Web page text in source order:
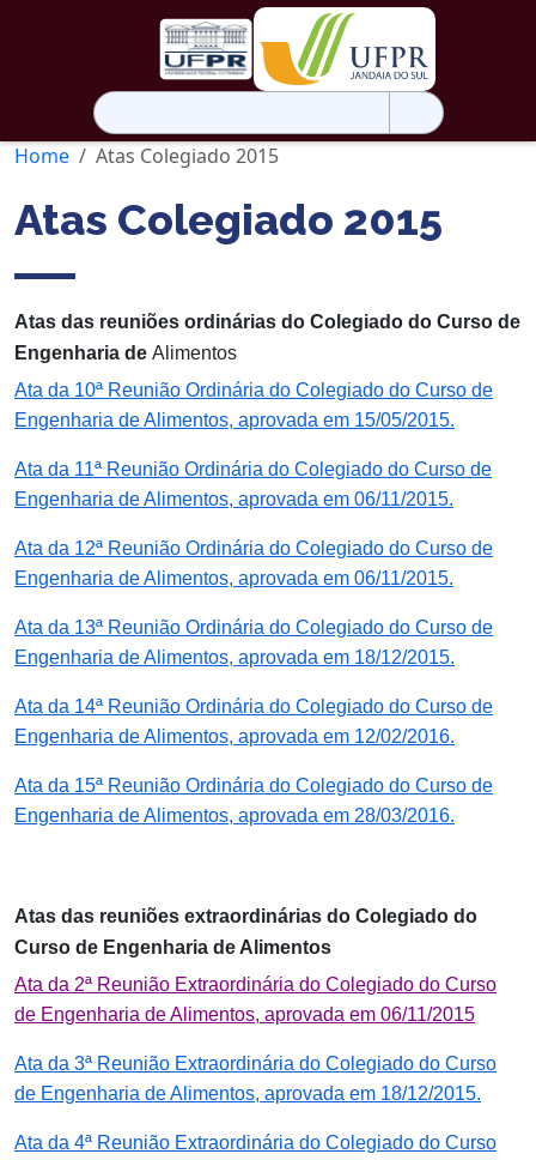
Pesquisar
por:
Home
Atas Colegiado 2015
Atas Colegiado 2015
Atas das reuniões ordinárias do Colegiado do Curso de
Engenharia de Alimentos
Ata da 10ª Reunião Ordinária do Colegiado do Curso de
Engenharia de Alimentos, aprovada em 15/05/2015.
Ata da 11ª Reunião Ordinária do Colegiado do Curso de
Engenharia de Alimentos, aprovada em 06/11/2015.
Ata da 12ª Reunião Ordinária do Colegiado do Curso de
Engenharia de Alimentos, aprovada em 06/11/2015.
Ata da 13ª Reunião Ordinária do Colegiado do Curso de
Engenharia de Alimentos, aprovada em 18/12/2015.
Ata da 14ª Reunião Ordinária do Colegiado do Curso de
Engenharia de Alimentos, aprovada em 12/02/2016.
Ata da 15ª Reunião Ordinária do Colegiado do Curso de
Engenharia de Alimentos, aprovada em 28/03/2016.
Atas das reuniões extraordinárias do Colegiado do
Curso de Engenharia de Alimentos
Ata da 2ª Reunião Extraordinária do Colegiado do Curso
de Engenharia de Alimentos, aprovada em 06/11/2015
Ata da 3ª Reunião Extraordinária do Colegiado do Curso
de Engenharia de Alimentos, aprovada em 18/12/2015.
Ata da 4ª Reunião Extraordinária do Colegiado do Curso